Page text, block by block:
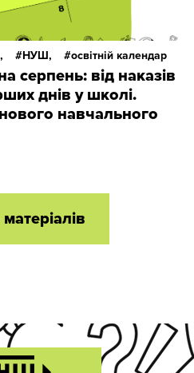
НУШ, освітній календар
серпень: від наказів
днів у школі.
навчального